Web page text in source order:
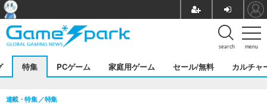
menu
search
特集 PCゲーム 家庭用ゲーム セール/無料 カルチャ
連載・特集 特集